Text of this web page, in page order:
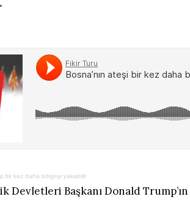
bir kez daha bölgeyi yakabilir
Devletleri Başkanı Donald